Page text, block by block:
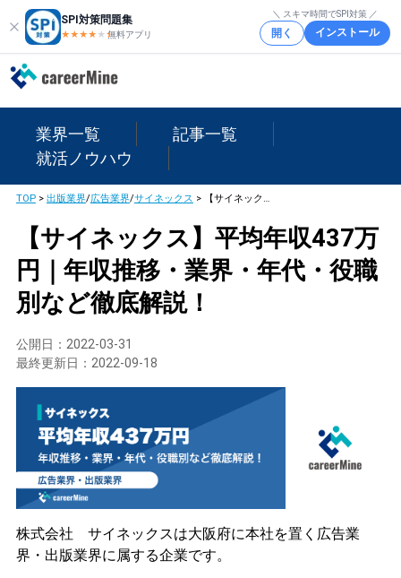
SPI対策問題集
★★★★ ★★
無料アプリ
＼ スキマ時間でSPI対策 ／
開く インストール
業界一覧
記事一覧
就活ノウハウ
TOP> 出版業界/広告業界/サイネックス > 【サイネックス】平均年収437万円｜年収推移・業界・年代・役職別など徹底解説！
【サイネックス】平均年収437万
円｜年収推移・業界・年代・役職
別など徹底解説！
公開日： 2022-03-31
最終更新日： 2022-09-18
株式会社 サイネックスは大阪府に本社を置く広告業
界・出版業界に属する企業です。